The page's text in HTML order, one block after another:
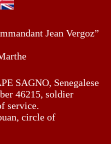
Jean Vergoz”
SAGNO, Senegalese
46215, soldier
service.
circle of